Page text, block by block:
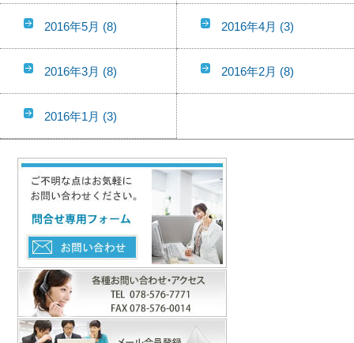
2016年5月 (8) 2016年4月 (3)
2016年3月 (8) 2016年2月 (8)
2016年1月 (3)